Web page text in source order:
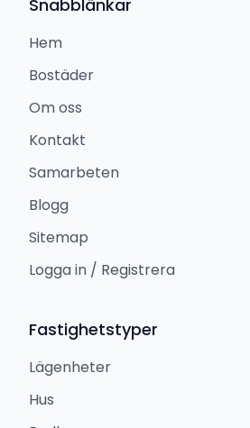
Snabblänkar
Hem
Bostäder
Om oss
Kontakt
Samarbeten
Blogg
Sitemap
Logga in / Registrera
Fastighetstyper
Lägenheter
Hus